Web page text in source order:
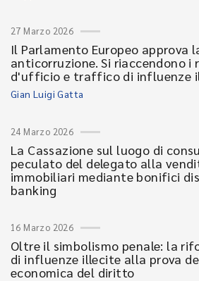
27 Marzo 2026
Il Parlamento Europeo approva
anticorruzione. Si riaccendono
d'ufficio e traffico di influenze
Gian Luigi Gatta
24 Marzo 2026
La Cassazione sul luogo di
peculato del delegato alla
immobiliari mediante bonifici
banking
16 Marzo 2026
Oltre il simbolismo penale: la
di influenze illecite alla prova
economica del diritto